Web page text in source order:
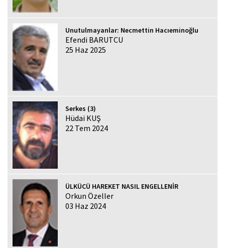
Unutulmayanlar: Necmettin Hacıeminoğlu
Efendi BARUTCU
25 Haz 2025
Serkes (3)
Hüdai KUŞ
22 Tem 2024
ÜLKÜCÜ HAREKET NASIL ENGELLENİR
Orkun Özeller
03 Haz 2024